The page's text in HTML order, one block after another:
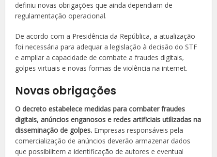
definiu novas obrigações que ainda dependiam de
regulamentação operacional.
De acordo com a Presidência da República, a atualização
foi necessária para adequar a legislação à decisão do STF
e ampliar a capacidade de combate a fraudes digitais,
golpes virtuais e novas formas de violência na internet.
Novas obrigações
O decreto estabelece medidas para combater fraudes
digitais, anúncios enganosos e redes artificiais utilizadas na
disseminação de golpes. Empresas responsáveis pela
comercialização de anúncios deverão armazenar dados
que possibilitem a identificação de autores e eventual